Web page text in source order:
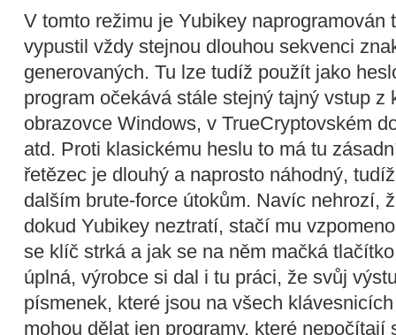
V tomto režimu je Yubikey naprogramován
vypustil vždy stejnou dlouhou sekvenci
generovaných. Tu lze tudíž použít jako
program očekává stále stejný tajný vstup
obrazovce Windows, v TrueCryptovském
atd. Proti klasickému heslu to má tu
řetězec je dlouhý a naprosto náhodný,
dalším brute-force útokům. Navíc nehrozí,
dokud Yubikey neztratí, stačí mu
se klíč strká a jak se na něm mačká
úplná, výrobce si dal i tu práci, že svůj
písmenek, které jsou na všech
mohou dělat jen programy, které nepočítají